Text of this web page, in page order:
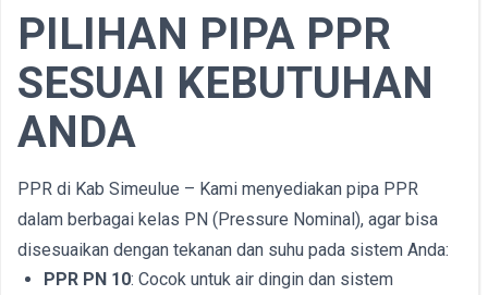
PILIHAN PIPA PPR
SESUAI KEBUTUHAN
ANDA
PPR di Kab Simeulue – Kami menyediakan pipa PPR
dalam berbagai kelas PN (Pressure Nominal), agar bisa
disesuaikan dengan tekanan dan suhu pada sistem Anda:
PPR PN 10: Cocok untuk air dingin dan sistem